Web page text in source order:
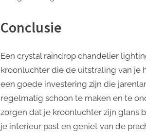
Conclusie
Een crystal raindrop chandelier
kroonluchter die de uitstraling van je
een goede investering zijn die
regelmatig schoon te maken en te
zorgen dat je kroonluchter zijn glans
je interieur past en geniet van de